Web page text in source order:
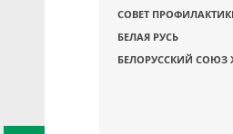
СОВЕТ
БЕЛАЯ РУСЬ
БЕЛОРУССКИЙ